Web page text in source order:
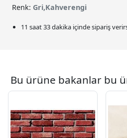
Renk: Gri,Kahverengi
11 saat 33 dakika içinde sipariş
Bu ürüne bakanlar bu